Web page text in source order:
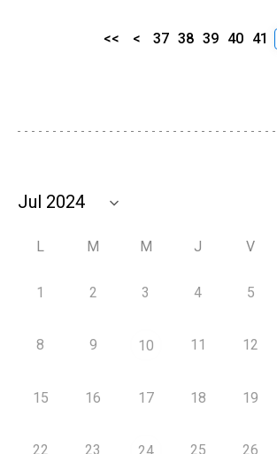
<< < 37 38 39 40 41
L M M J V
1 2 3 4 5
8 9 10 11 12
15 16 17 18 19
22 23 25 26